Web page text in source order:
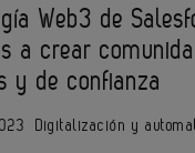
Web3 de
a crear
y de confianza
Digitalización y